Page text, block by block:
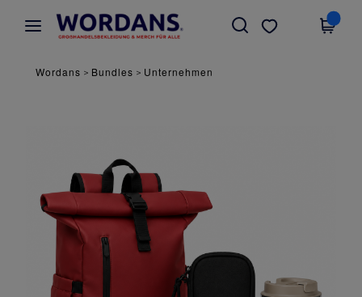
× Wordans App
Bessere Preise in der App!
App holen
Wordans > Bundles > Unternehmen